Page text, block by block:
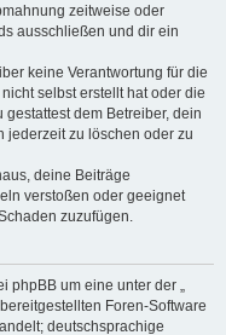
zeitweise oder
ausschließen und dir ein
keine Verantwortung für die
selbst erstellt hat oder die
dem Betreiber, dein
jederzeit zu löschen oder zu
deine Beiträge
verstoßen oder geeignet
zuzufügen.
phpBB um eine unter der „
bereitgestellten Foren-Software
deutschsprachige